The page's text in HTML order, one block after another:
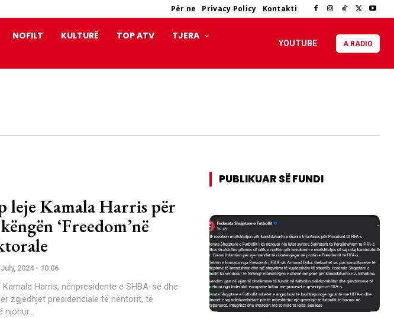
Për ne Privacy Policy Kontakti
NOFILT KULTURË TOP ATV TJERA
YOUTUBE A RADIO
leje Kamala Harris për
‘Freedom’në
2024 - 10:06
Harris, nënpresidente e SHBA-së dhe
zgjedhjet presidenciale të nëntorit, të
PUBLIKUAR SË FUNDI